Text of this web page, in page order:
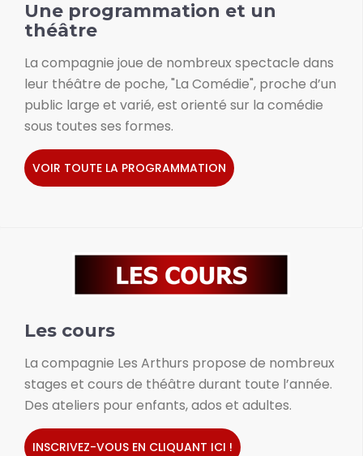
Une programmation et un
théâtre
La compagnie joue de nombreux spectacle dans
leur théâtre de poche, "La Comédie", proche d’un
public large et varié, est orienté sur la comédie
sous toutes ses formes.
VOIR TOUTE LA PROGRAMMATION
Les cours
La compagnie Les Arthurs propose de nombreux
stages et cours de théâtre durant toute l’année.
Des ateliers pour enfants, ados et adultes.
INSCRIVEZ-VOUS EN CLIQUANT ICI !